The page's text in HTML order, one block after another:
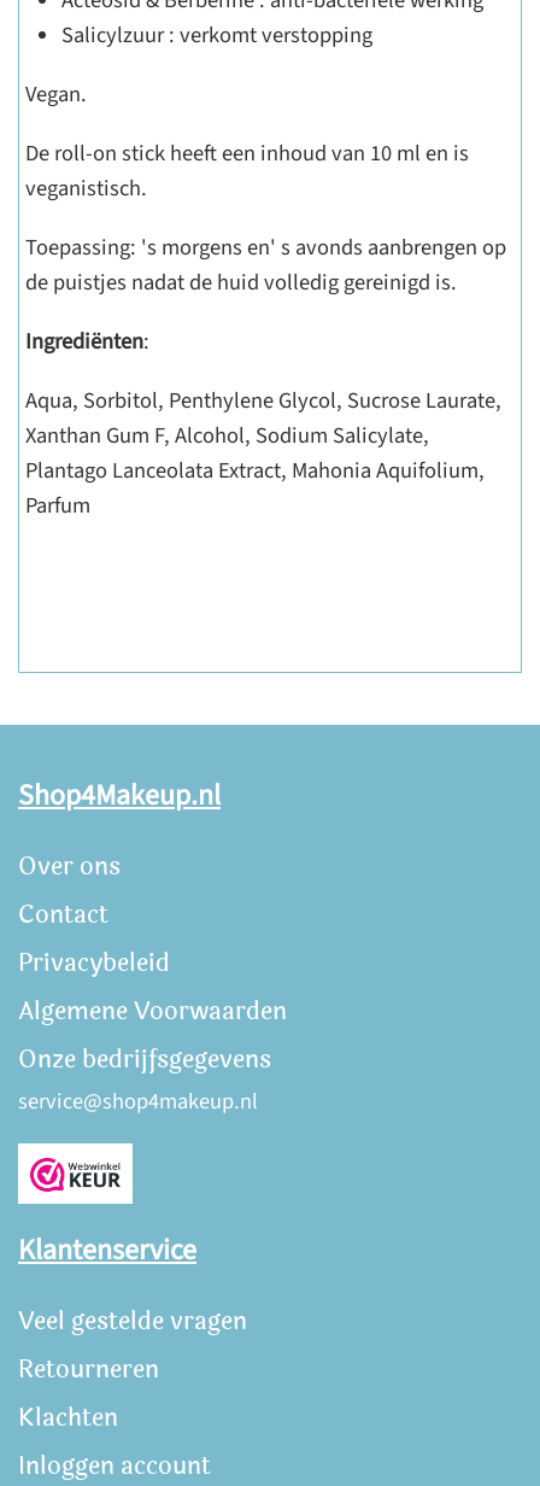
Salicylzuur : verkomt verstopping
Vegan.
De roll-on stick heeft een inhoud van 10 ml en is
veganistisch.
Toepassing: 's morgens en' s avonds aanbrengen op
de puistjes nadat de huid volledig gereinigd is.
Ingrediënten:
Aqua, Sorbitol, Penthylene Glycol, Sucrose Laurate,
Xanthan Gum F, Alcohol, Sodium Salicylate,
Plantago Lanceolata Extract, Mahonia Aquifolium,
Parfum
Shop4Makeup.nl
Over ons
Contact
Privacybeleid
Algemene Voorwaarden
Onze bedrijfsgegevens
service@shop4makeup.nl
Klantenservice
Veel gestelde vragen
Retourneren
Klachten
Inloggen account